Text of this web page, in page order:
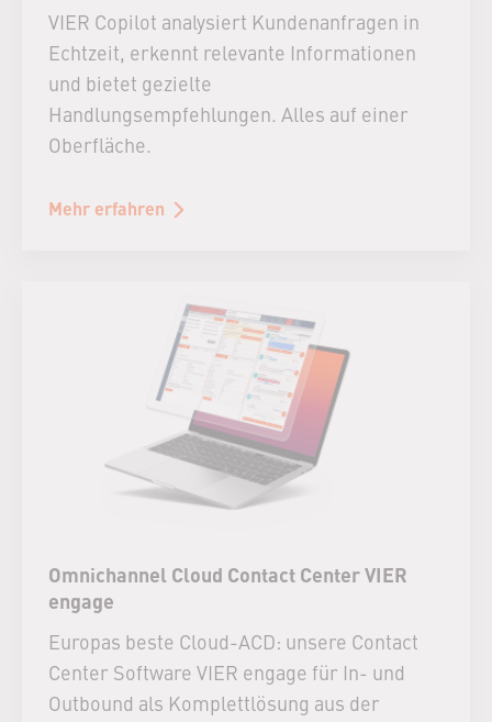
VIER Copilot analysiert Kundenanfragen in
Echtzeit, erkennt relevante Informationen
und bietet gezielte
Handlungsempfehlungen. Alles auf einer
Oberfläche.
Mehr erfahren
Omnichannel Cloud Contact Center VIER
engage
Europas beste Cloud-ACD: unsere Contact
Center Software VIER engage für In- und
Outbound als Komplettlösung aus der